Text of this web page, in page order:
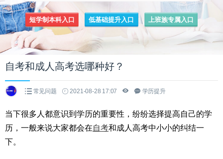
短学制本科入口 低基础提升入口 上班族专属入口
自考和成人高考选哪种好？
常见问题 2021-08-28 17:07 学历提升
当下很多人都意识到学历的重要性，纷纷选择提高自己的学
历，一般来说大家都会在自考和成人高考中小小的纠结一
下。